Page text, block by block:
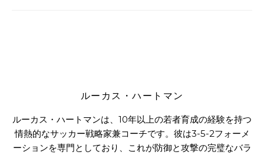
ルーカス・ハートマン
ルーカス・ハートマンは、10年以上の若者育成の経験を持つ
情熱的なサッカー戦略家兼コーチです。彼は3-5-2フォーメ
ーションを専門としており、これが防御と攻撃の完璧なバラ